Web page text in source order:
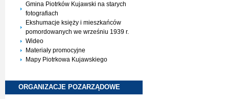
Gmina Piotrków Kujawski na starych
fotografiach
Ekshumacje księży i mieszkańców
pomordowanych we wrześniu 1939 r.
Wideo
Materiały promocyjne
Mapy Piotrkowa Kujawskiego
ORGANIZACJE POZARZĄDOWE